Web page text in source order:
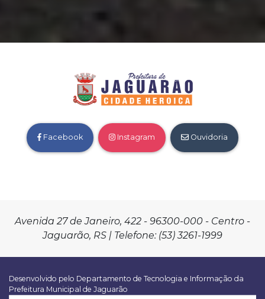
Facebook Instagram Ouvidoria
Avenida 27 de Janeiro, 422 - 96300-000 - Centro -
Jaguarão, RS | Telefone: (53) 3261-1999
Desenvolvido pelo Departamento de Tecnologia e Informação da
Prefeitura Municipal de Jaguarão